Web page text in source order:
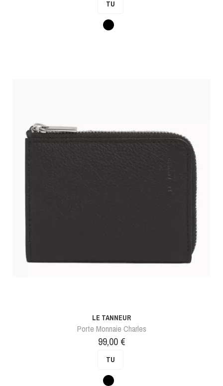
TU
Noir
LE TANNEUR
Porte Monnaie Charles
Prix
99,00 €
TU
Noir